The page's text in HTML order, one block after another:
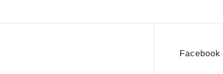
Facebook